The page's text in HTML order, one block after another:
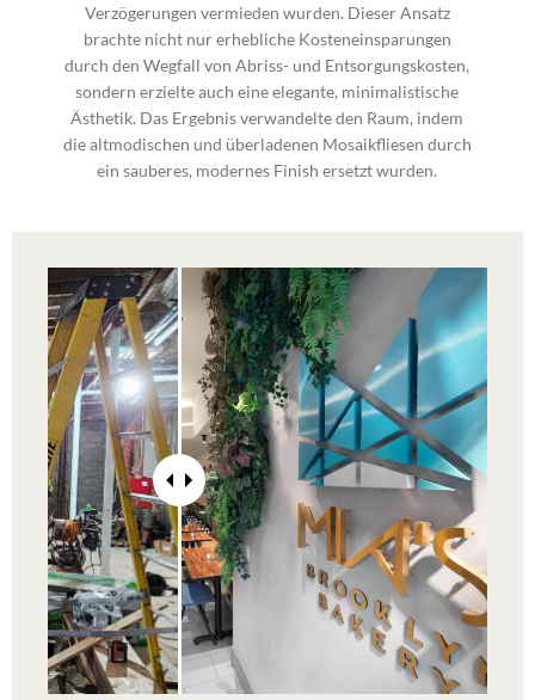
Verzögerungen vermieden wurden. Dieser Ansatz
brachte nicht nur erhebliche Kosteneinsparungen
durch den Wegfall von Abriss- und Entsorgungskosten,
sondern erzielte auch eine elegante, minimalistische
Ästhetik. Das Ergebnis verwandelte den Raum, indem
die altmodischen und überladenen Mosaikfliesen durch
ein sauberes, modernes Finish ersetzt wurden.